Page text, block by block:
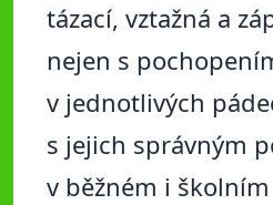
tázací, vztažná a
nejen s
v jednotlivých
s jejich správným
v běžném i školním